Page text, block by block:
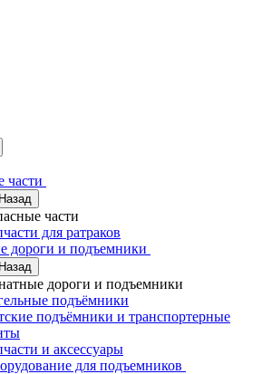
части
Назад
части
для ратраков
дороги и подъемники
Назад
дороги и подъемники
подъёмники
подъёмники и транспортерные
и аксессуары
для подъемников